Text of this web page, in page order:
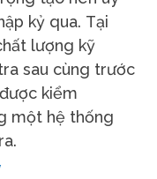
kỷ qua. Tại
lượng kỹ
sau cùng trước
được kiểm
một hệ thống